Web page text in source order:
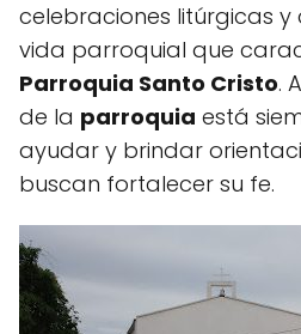
celebraciones litúrgicas
vida parroquial que
Parroquia Santo Cristo.
de la parroquia está
ayudar y brindar
buscan fortalecer su fe.